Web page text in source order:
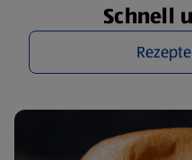
Schnell